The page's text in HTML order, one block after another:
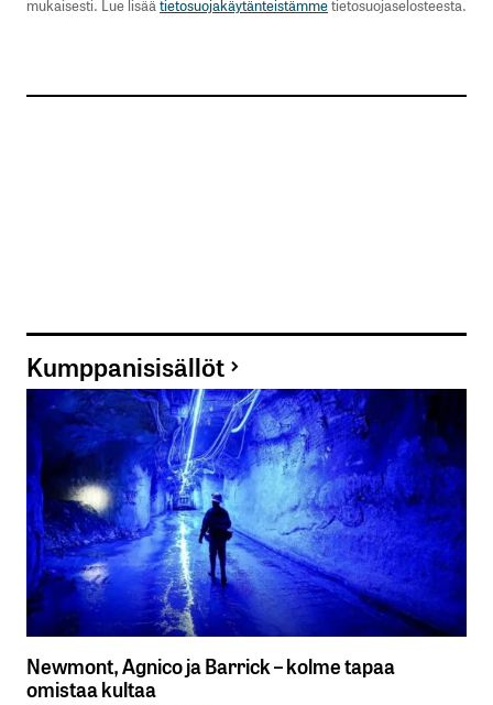
mukaisesti. Lue lisäätietosuojakäytänteistämmetietosuojaselosteesta.
Kumppanisisällöt
Newmont, Agnico ja Barrick – kolme tapaa
omistaa kultaa